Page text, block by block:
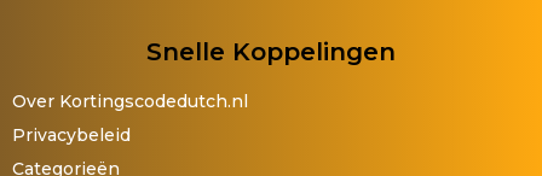
Snelle Koppelingen
Over Kortingscodedutch.nl
Privacybeleid
Categorieën